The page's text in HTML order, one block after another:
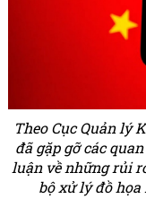
Theo Cục Quản lý
đã gặp gỡ các
luận về những rủi
bộ xử lý đồ họa